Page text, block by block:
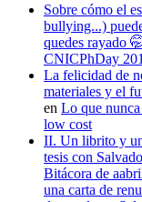
Sobre cómo el
bullying...)
quedes rayado
CNICPhDay
La felicidad de
materiales y el
en Lo que
low cost
II. Un librito y
tesis con
Bitácora de
una carta de